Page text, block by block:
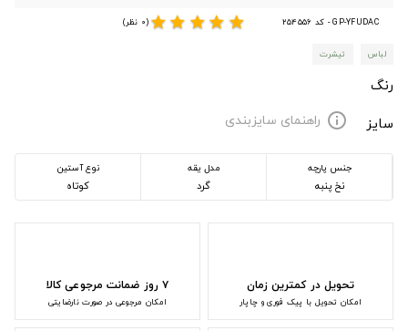
GP-YFUDAC - کد 254556 star
star
star
star
star(0 نظر)
لباس تیشرت
رنگ
سایز
info راهنمای سایزبندی
جنس پارچه
نخ پنبه
مدل یقه
گرد
نوع آستین
کوتاه
تحویل در کمترین زمان
امکان تحویل با پیک فوری و چاپار
۷ روز ضمانت مرجوعی کالا
امکان مرجوعی در صورت نارضایتی